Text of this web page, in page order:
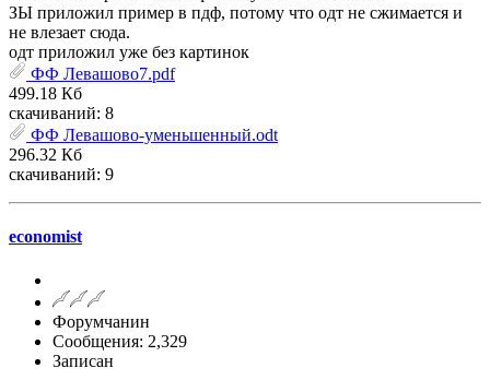
ЗЫ приложил пример в пдф, потому что одт не сжимается и
не влезает сюда.
одт приложил уже без картинок
ФФ Левашово7.pdf
499.18 Кб
скачиваний: 8
ФФ Левашово-уменьшенный.odt
296.32 Кб
скачиваний: 9
economist
Форумчанин
Сообщения: 2,329
Записан